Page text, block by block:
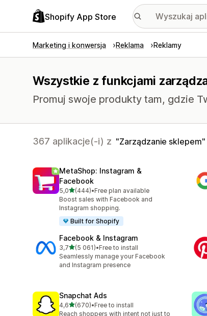
Shopify App Store
Marketing i konwersja Reklama Reklamy
Wszystkie z funkcjami
Promuj swoje produkty tam, gdzie
367 aplikacje(-i) z Zarządzanie sklepem
MetaShop: Instagram &
Facebook
5,0na 5 gwiazdek
(444)
Łączna liczba recenzji: 444
•Free plan available
Boost sales with Facebook and
Instagram shopping.
Built for Shopify
Facebook & Instagram
3,7na 5 gwiazdek
(5 061)
Łączna liczba recenzji: 5061
•Free to install
Seamlessly manage your Facebook
and Instagram presence
Snapchat Ads
4,6na 5 gwiazdek
(670)
Łączna liczba recenzji: 670
•Free to install
Reach shoppers with intent not just to